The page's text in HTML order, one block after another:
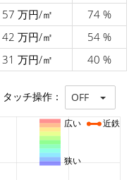
57 万円/㎡
74 %
42 万円/㎡
54 %
31 万円/㎡ 40 %
タッチ操作： OFF
近鉄
広い
狭い